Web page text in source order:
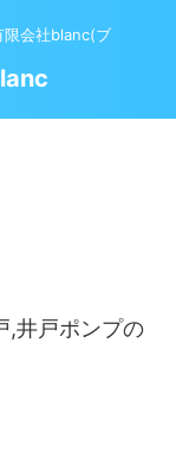
限会社blanc(ブ
井戸ポンプの